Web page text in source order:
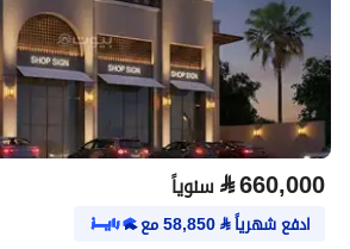
⃁660,000 سنوياً
ادفع شهرياً⃁
58,850مع